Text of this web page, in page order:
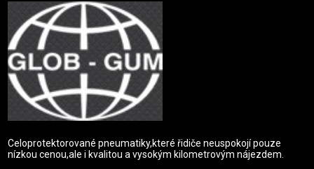
Celoprotektorované pneumatiky,které řidiče neuspokojí pouze
nízkou cenou,ale i kvalitou a vysokým kilometrovým nájezdem.